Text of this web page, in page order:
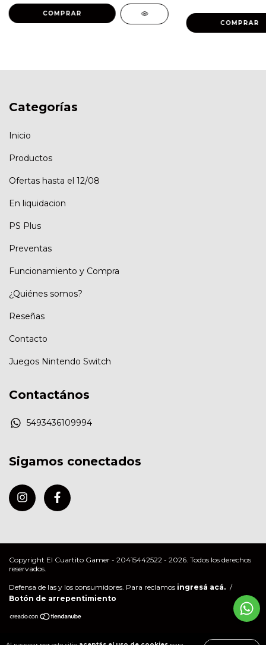
COMPRAR
COMPRAR
Categorías
Inicio
Productos
Ofertas hasta el 12/08
En liquidacion
PS Plus
Preventas
Funcionamiento y Compra
¿Quiénes somos?
Reseñas
Contacto
Juegos Nintendo Switch
Contactános
5493436109994
Sigamos conectados
Copyright El Cuartito Gamer - 20415442522 - 2026. Todos los derechos
reservados.
Defensa de las y los consumidores. Para reclamos ingresá acá. /
Botón de arrepentimiento